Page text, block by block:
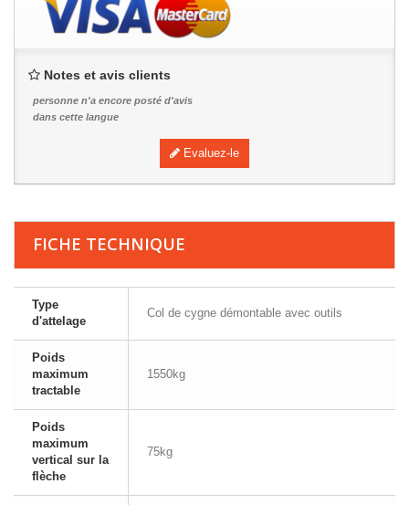
Notes et avis clients
personne n'a encore posté d'avis
dans cette langue
Evaluez-le
FICHE TECHNIQUE
Type
d'attelage
Col de cygne démontable avec outils
Poids
maximum
tractable
1550kg
Poids
maximum
vertical sur la
flèche
75kg